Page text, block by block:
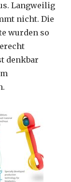
Langweilig
nicht. Die
wurden so
denkbar